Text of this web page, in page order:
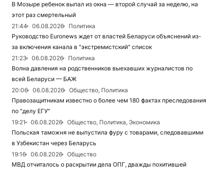
В Мозыре ребенок выпал из окна — второй случай за неделю, на
этот раз смертельный
21:44
06.08.2026
Политика
Руководство Euronews ждет от властей Беларуси объяснений из-
за включения канала в "экстремистский" список
21:23
06.08.2026
Политика
Волна давления на родственников выехавших журналистов по
всей Беларуси — БАЖ
20:06
06.08.2026
Общество, Политика
Правозащитникам известно о более чем 180 фактах преследования
по "делу ЕГУ"
19:21
06.08.2026
Общество, Политика, Экономика
Польская таможня не выпустила фуру с товарами, следовавшими
в Узбекистан через Беларусь
19:16
06.08.2026
Общество
МВД отчиталось о раскрытии дела ОПГ, дважды похитившей